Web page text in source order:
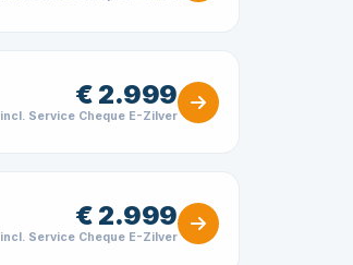
€ 2.999
incl. Service Cheque E-Zilver
€ 2.999
incl. Service Cheque E-Zilver